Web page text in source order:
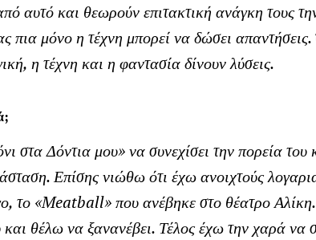
αυτό και θεωρούν επιτακτική ανάγκη τους
πια μόνο η τέχνη μπορεί να δώσει
η τέχνη και η φαντασία δίνουν λύσεις.
στα Δόντια μου» να συνεχίσει την πορεία του
Επίσης νιώθω ότι έχω ανοιχτούς
το «Meatball» που ανέβηκε στο θέατρο
θέλω να ξανανέβει. Τέλος έχω την χαρά να